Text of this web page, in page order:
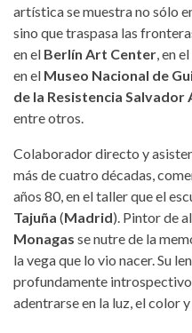
artística se muestra no sólo
sino que traspasa las
en el Berlín Art Center, en el
en el Museo Nacional de
de la Resistencia Salvador
entre otros.
Colaborador directo y
más de cuatro décadas,
años 80, en el taller que el
Tajuña (Madrid). Pintor de
Monagas se nutre de la
la vega que lo vio nacer. Su
profundamente
adentrarse en la luz, el color